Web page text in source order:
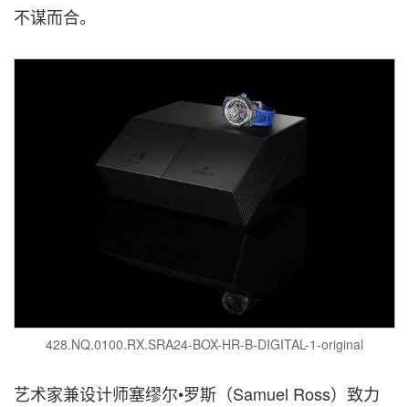
不谋而合。
428.NQ.0100.RX.SRA24-BOX-HR-B-DIGITAL-1-original
艺术家兼设计师塞缪尔•罗斯（Samuel Ross）致力